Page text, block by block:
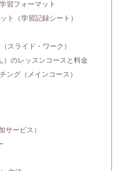
習フォーマット
（学習記録シート）
スライド・ワーク）
）のレッスンコースと料金
ング（メインコース）
サービス）